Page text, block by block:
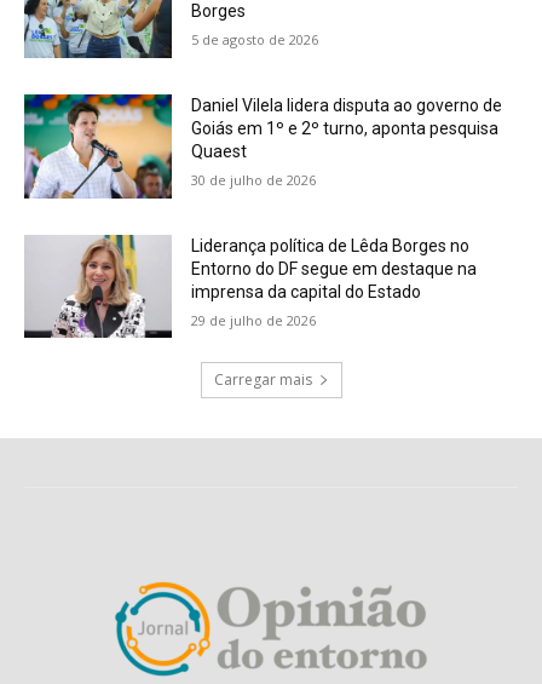
Borges
5 de agosto de 2026
Daniel Vilela lidera disputa ao governo de
Goiás em 1º e 2º turno, aponta pesquisa
Quaest
30 de julho de 2026
Liderança política de Lêda Borges no
Entorno do DF segue em destaque na
imprensa da capital do Estado
29 de julho de 2026
Carregar mais